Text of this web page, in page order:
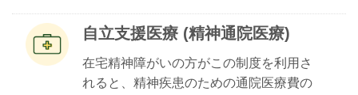
自立支援医療 (精神通院医療)
在宅精神障がいの方がこの制度を利用さ
れると、精神疾患のための通院医療費の